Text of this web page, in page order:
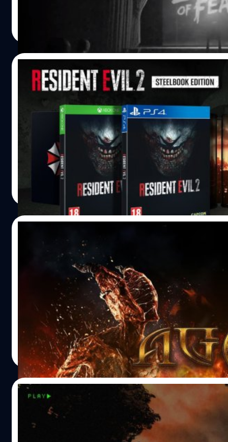
หนังแนวระทึกขวัญชื่อดังอย่าง Alfred Hitchcock และ
Melies พร้อมทั้งปล่อยทีเซอร์ตัวอย่างแรกออกมาให้ชมกัน
https://youtu.be/UeMtj6CuXPE ในเกม Layers of Fear 2 ผู้
จะได้สัมผัสกับบรรยากาศอันน่าขนลุก ที่คับแคบชวนให้อึดอัด
หวาดกลัวและระแวงไปกับสภาพแวดล้อมที่สามารถเปลี่ยนแป
ตลอดเวลา อ้างอิง
Resident Evil 2 Remake เผยชุดกล่องเหล็ก
โซนยุโรป
สำหรับแฟนเกม Resident Evil 2 Remake ที่อยากสะสมแบบ
เหล็ก เตรียมเสียเงินกันได้เลย เพราะล่าสุด ค่ายเกม Capcom
รายละเอียดชุด SteelBook Edition หรือชุดสะสมแบบกล่องเ
จะวางจำหน่ายบนแพลตฟอร์ม PlayStation 4 และ Xbox One
เฉพาะโซนยุโรปเท่านั้น
https://twitter.com/RE_Games/status/
ชุด SteelBook Edition ประกอบด้วย ตัวเกมหลัก กล่องเหล็ก
ภาพหน้าปกเป็นรูปปากอันน่าสยดสยองของซอมบี้ ส่วนภาพป
ในเป็นรูปเมือง Raccoon City และ DLC ชุด Elza Walker ของ
จำหน่ายอย่างเป็นทางการในวันที่ 25 มกราคม 2019 อ้างอิง
ศุภกร ประเสริฐศิลป์ | 2842 days ago
เกมสุดสยอง Agony เวอร์ชั่น Unrated เตรียม
จำหน่ายบน Steam 31 ตุลาคมนี้
หากใครที่คิดว่าเกม Agony เวอร์ชั่นเก่ายังไม่สยองพอและกำ
เวอร์ชั่นแบบไม่เซ็นเซอร์อยู่ล่ะก็ เตรียมเสียเงินกันได้เลย เพรา
Madmind Studio ทีมพัฒนาได้ประกาศเตรียมวางจำหน่ายเกม
Agony เวอร์ชั่นแบบไม่เซ็นเซอร์ ที่มีชื่อว่า Agony Unrated บน
แพลตฟอร์ม Steam ในวันที่ 31 ตุลาคมนี้ และผู้ที่มีตัวเกมเวอร์
อยู่ก่อนแล้วก็จะได้รับส่วนลดถึง 90% เมื่อซื้อตัวเกมเวอร์ชั่นให
https://youtu.be/euwq7ihPHI4 Agony Unrated จะมาพร้
การปรับปรุงตัวเกมครั้งใหญ่และเพิ่มฟีเจอร์ใหม่ๆ เช่น เพิ่มราย
ละเอียดของตัวละครและเทกเจอร์, ปรับปรุงระบบพัฒนาตัวละ
ปรับปรุงการแสดงผลของแสงให้สมจริงมากขึ้น ,เพิ่มศัตรูใหม่,
กับดักแบบใหม่, เพิ่มสภาพแวดล้อมแบบใหม่และมีฉากจบที่แ
กันถึง 8 แบบในโหมดเนื้อเรื่อง อ้างอิง
ศุภกร ประเสริฐศิลป์| 2844 days ago
Read More
13/08/2018
Bandai Namco ปล่อยทีเซอร์ปริศนาบอกใบ้เก
สยองขวัญตัวใหม่